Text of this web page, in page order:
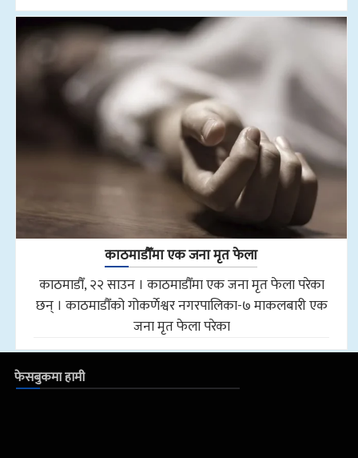
काठमाडौँमा एक जना मृत फेला
काठमाडौँ, २२ साउन । काठमाडौँमा एक जना मृत फेला परेका
छन् । काठमाडौँको गोकर्णेश्वर नगरपालिका-७ माकलबारी एक
जना मृत फेला परेका
फेसबुकमा हामी